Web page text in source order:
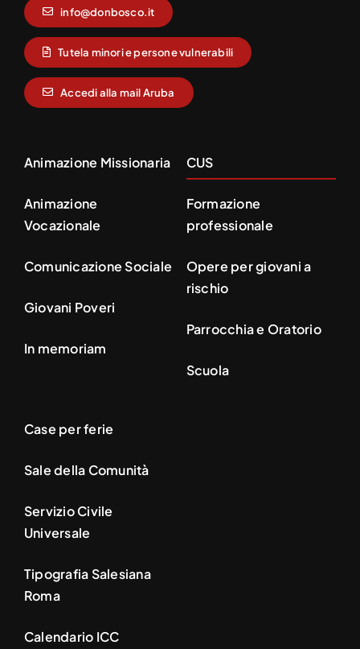
info@donbosco.it
Tutela minori e persone vulnerabili
Accedi alla mail Aruba
Animazione Missionaria
Animazione
Vocazionale
Comunicazione Sociale
Giovani Poveri
In memoriam
CUS
Formazione
professionale
Opere per giovani a
rischio
Parrocchia e Oratorio
Scuola
Case per ferie
Sale della Comunità
Servizio Civile
Universale
Tipografia Salesiana
Roma
Calendario ICC